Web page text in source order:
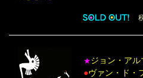
★ジョン・アル
●ヴァン・ド・